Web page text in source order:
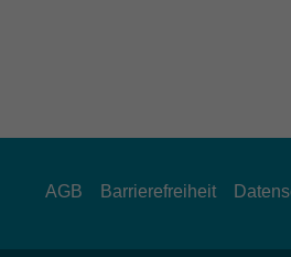
AGB Barrierefreiheit